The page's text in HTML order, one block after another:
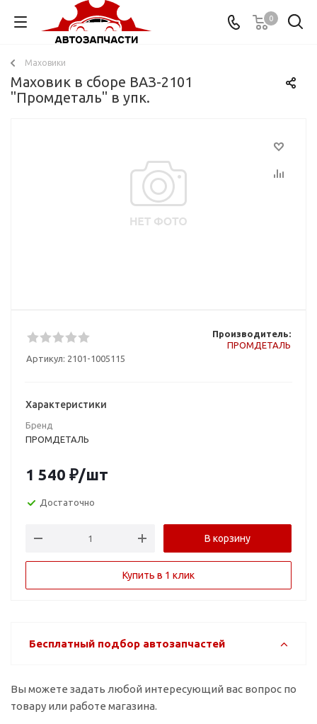
0
Маховики
Маховик в сборе ВАЗ-2101
"Промдеталь" в упк.
Артикул: 2101-1005115
Производитель:
ПРОМДЕТАЛЬ
Характеристики
Бренд
ПРОМДЕТАЛЬ
1 540 ₽/шт
Достаточно
В корзину
Купить в 1 клик
Бесплатный подбор автозапчастей
Вы можете задать любой интересующий вас вопрос по
товару или работе магазина.